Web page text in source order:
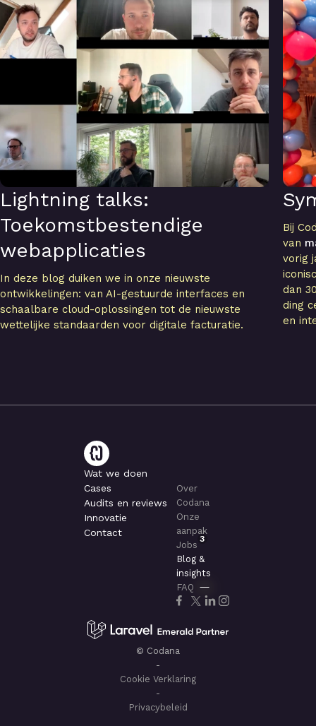
Lightning talks:
Toekomstbestendige
webapplicaties
In deze blog duiken we in onze nieuwste
ontwikkelingen: van AI-gestuurde interfaces en
schaalbare cloud-oplossingen tot de nieuwste
wettelijke standaarden voor digitale facturatie.
Bij
van
vorig
dan
ding
en
Wat we doen
Cases
Audits en reviews
Innovatie
Contact
Over
Codana
Onze
aanpak
Jobs
3
Blog &
insights
FAQ
© Codana
-
Cookie Verklaring
-
Privacybeleid